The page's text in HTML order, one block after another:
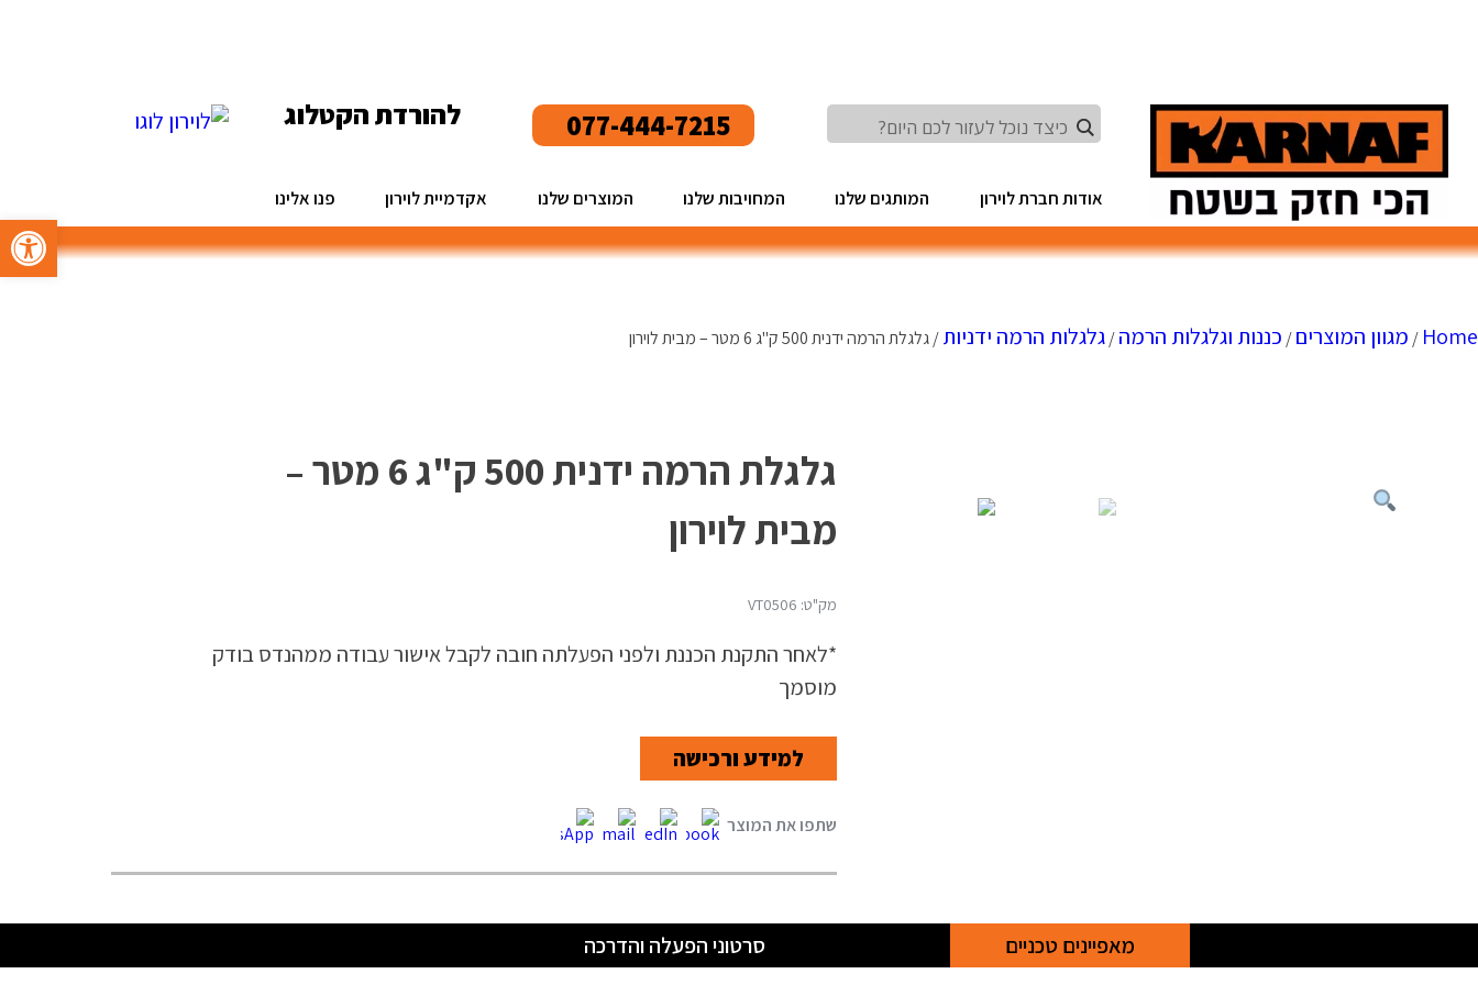
פתח
077-444-7215 להורדת הקטלוג
אודות חברת לוירון המותגים שלנו המחויבות שלנו המוצרים שלנו אקדמיית לוירון פנו אלינו
Home
/ מגוון המוצרים/ כננות וגלגלות הרמה/גלגלות הרמה ידניות/ גלגלת הרמה ידנית 500 ק"ג 6 מטר – מבית לוירון
גלגלת הרמה ידנית 500 ק"ג 6 מטר –
מבית לוירון
מק"ט: VT0506
*לאחר התקנת הכננת ולפני הפעלתה חובה לקבל אישור עבודה ממהנדס בודק
מוסמך
למידע ורכישה
מאפיינים טכניים סרטוני הפעלה והדרכה